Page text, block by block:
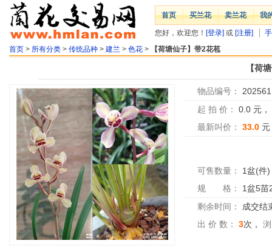
首页 买兰花 卖兰花 我
您好，欢迎您！ [登录] 或 [注册]
首页 > 所有分类 > 传统品种 > 建兰 > 色花 > 【荷塘仙子】带2花苞
【荷
物品编号：
起 拍 价：
0.0 元，
最新叫价：
33.0 元
可售数量： 1盆(件)
规 格：
1盆5苗
剩余时间：
成交结
出 价 数：
3次，